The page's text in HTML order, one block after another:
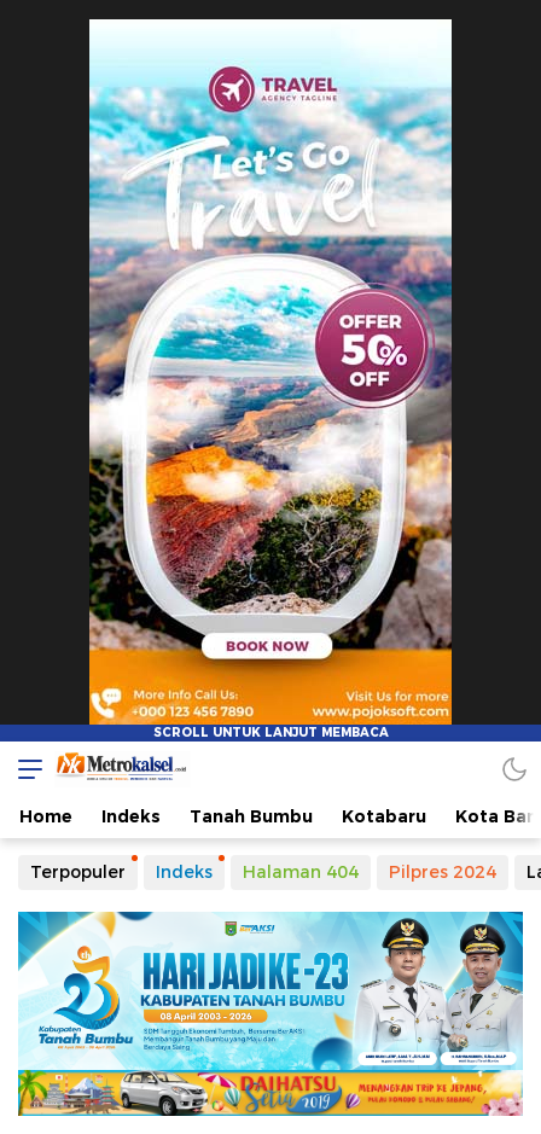
Home Indeks Tanah Bumbu Kotabaru Kota
Terpopuler Indeks Halaman 404 Pilpres 2024